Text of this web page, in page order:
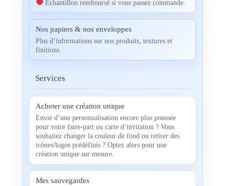
Échantillon remboursé si vous passez commande.
Nos papiers & nos enveloppes
Plus d’informations sur nos produits, textures et
finitions.
Services
Acheter une création unique
Envie d’une personnalisation encore plus poussée
pour votre faire-part ou carte d’invitation ? Vous
souhaitez changer la couleur de fond ou retirer des
icônes/logos prédéfinis ? Optez alors pour une
création unique sur mesure.
Mes sauvegardes